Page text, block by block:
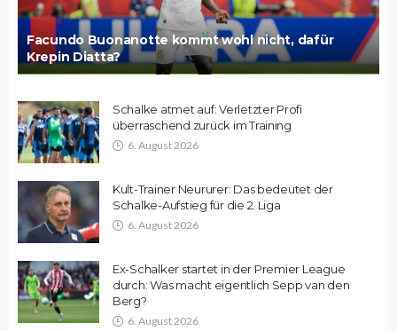
Facundo Buonanotte kommt wohl nicht, dafür
Krepin Diatta?
Schalke atmet auf: Verletzter Profi
überraschend zurück im Training
6. August 2026
Kult-Trainer Neururer: Das bedeutet der
Schalke-Aufstieg für die 2. Liga
6. August 2026
Ex-Schalker startet in der Premier League
durch: Was macht eigentlich Sepp van den
Berg?
6. August 2026